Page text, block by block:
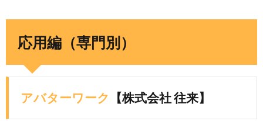
応用編（専門別）
アバターワーク 【株式会社 往来】